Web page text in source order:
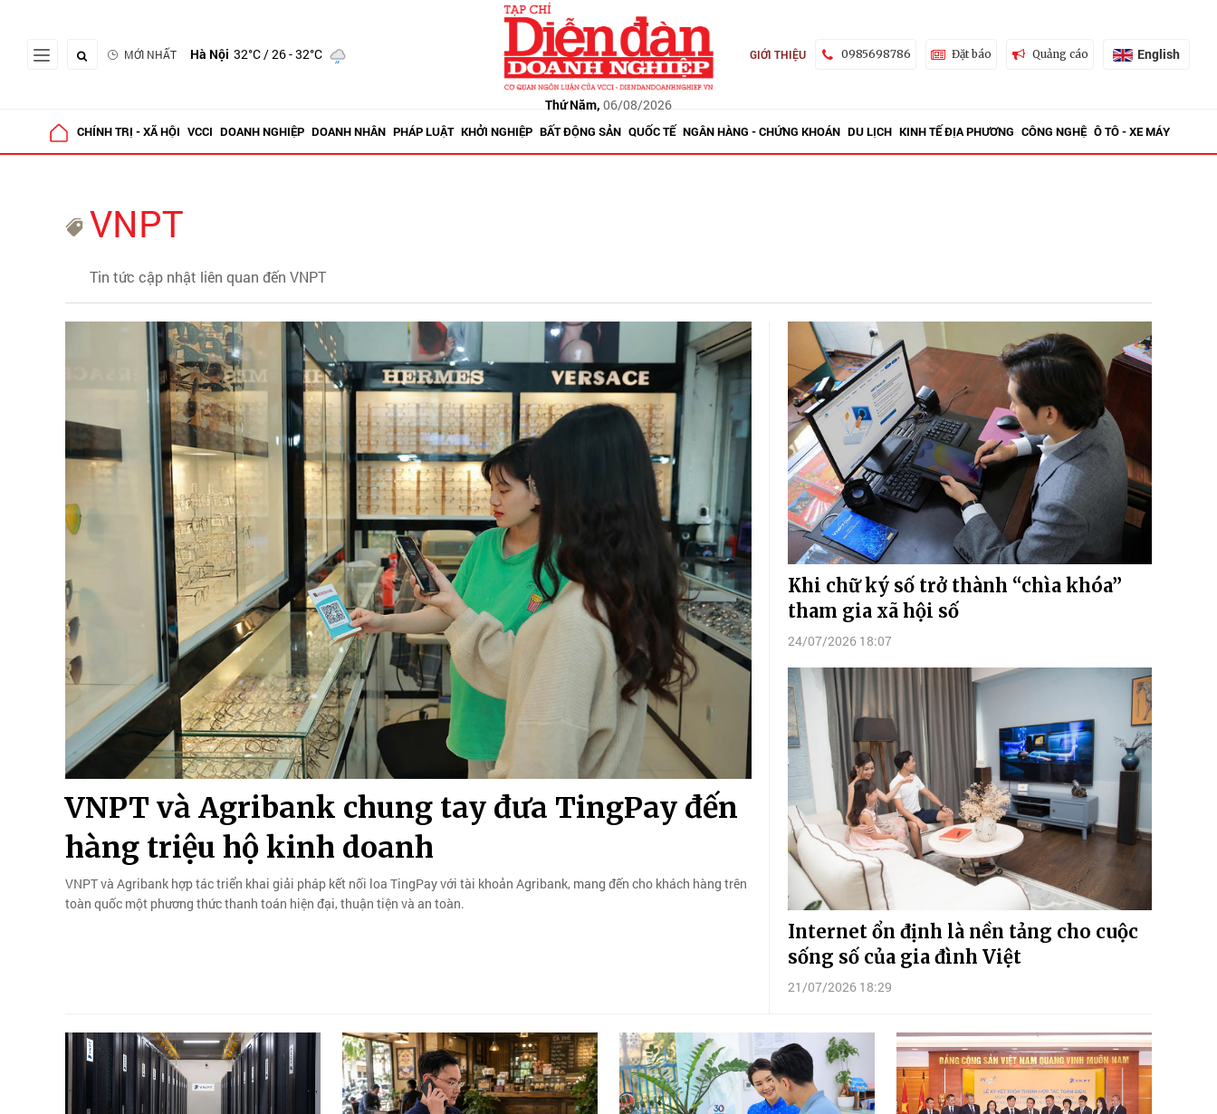
MỚI NHẤT Hà Nội 32°C/ 26 - 32°C
Thứ Năm, 06/08/2026
GIỚI THIỆU 0985698786 Đặt báo Quảng cáo English
CHÍNH TRỊ - XÃ HỘI VCCI DOANH NGHIỆP DOANH NHÂN PHÁP LUẬT KHỞI NGHIỆP BẤT ĐỘNG SẢN QUỐC TẾ NGÂN HÀNG - CHỨNG KHOÁN DU LỊCH KINH TẾ ĐỊA PHƯƠNG CÔNG NGHỆ Ô TÔ - XE MÁY
VNPT
Tin tức cập nhật liên quan đến VNPT
VNPT và Agribank chung tay đưa TingPay đến
hàng triệu hộ kinh doanh
VNPT và Agribank hợp tác triển khai giải pháp kết nối loa TingPay với tài khoản Agribank, mang đến cho khách hàng trên
toàn quốc một phương thức thanh toán hiện đại, thuận tiện và an toàn.
Khi chữ ký số trở thành “chìa khóa”
tham gia xã hội số
24/07/2026 18:07
Internet ổn định là nền tảng cho cuộc
sống số của gia đình Việt
21/07/2026 18:29